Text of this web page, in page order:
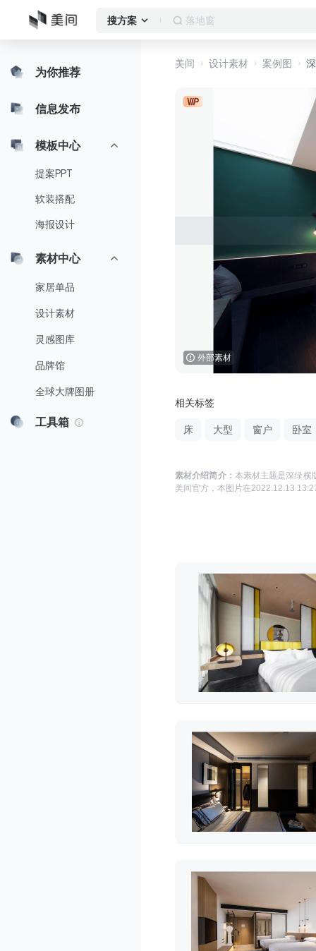
搜方案 落地窗
为你推荐
信息发布
模板中心
提案PPT
软装搭配
海报设计
素材中心
家居单品
设计素材
灵感图库
品牌馆
全球大牌图册
工具箱
美间 设计素材 案例图
外部素材
相关标签
床 大型 窗户 卧室
素材介绍简介： 本素材主题是深绿横
美间官方 ，本图片在2022.12.13